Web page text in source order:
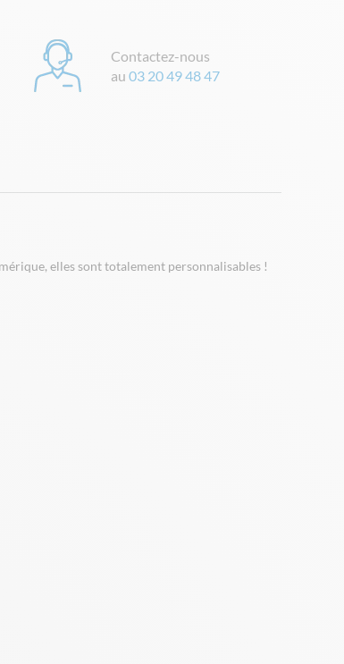
Contactez-nous
au 03 20 49 48 47
elles sont totalement personnalisables !